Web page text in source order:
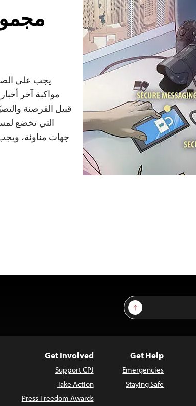
يجب على
مواكبة آخر
قبيل القرصنة
التي تخضع
جهات مناوئة،
Sign Up
Get Help
Emergencies
Staying Safe
Get Involved
Support CPJ
Take Action
Press Freedom Awards